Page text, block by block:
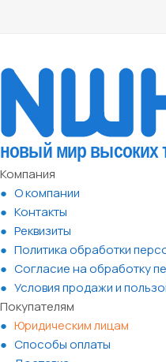
Компания
О компании
Контакты
Реквизиты
Политика обработки
Согласие на обработку
Условия продажи и
Покупателям
Юридическим лицам
Способы оплаты